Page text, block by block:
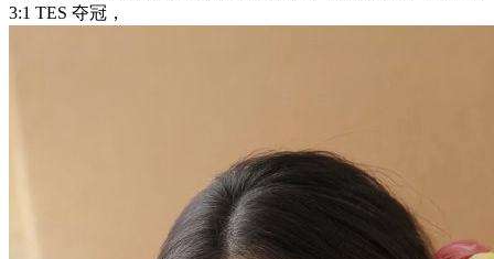
3:1 TES 夺冠，